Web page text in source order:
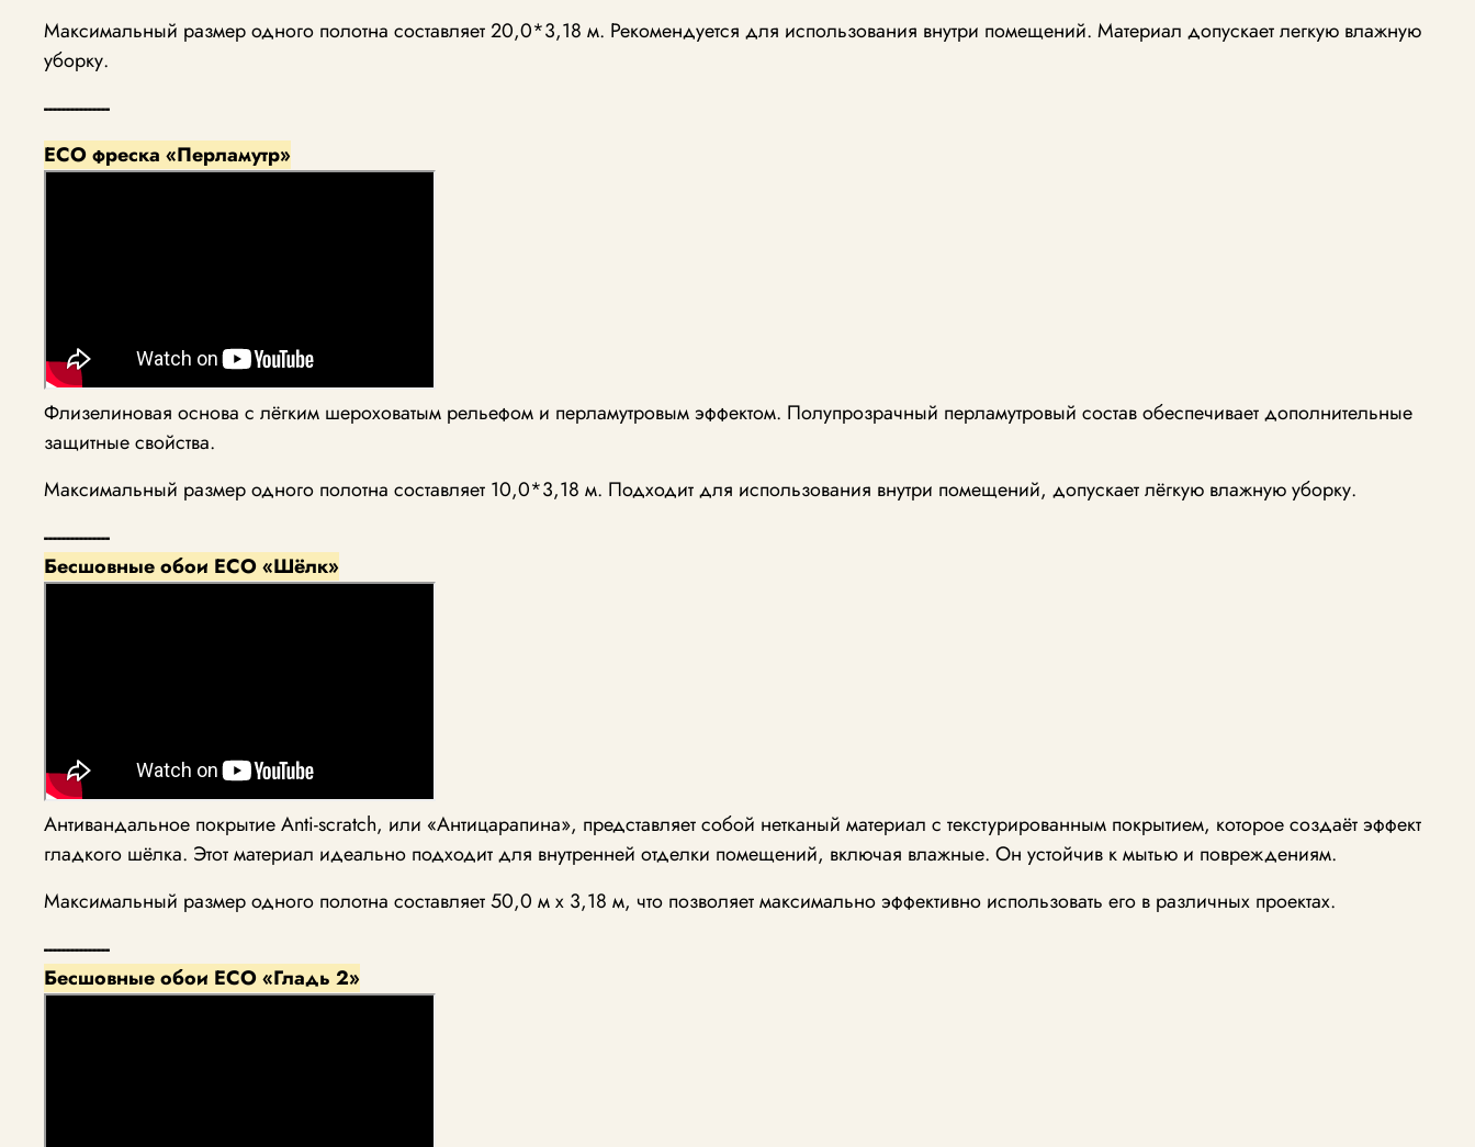
Максимальный размер одного полотна составляет 20,0*3,18 м. Рекомендуется для использования внутри помещений. Материал допускает легкую влажную
уборку.
---------------
ECO фреска «Перламутр»
Флизелиновая основа с лёгким шероховатым рельефом и перламутровым эффектом. Полупрозрачный перламутровый состав обеспечивает дополнительные
защитные свойства.
Максимальный размер одного полотна составляет 10,0*3,18 м. Подходит для использования внутри помещений, допускает лёгкую влажную уборку.
---------------
Бесшовные обои ECO «Шёлк»
Антивандальное покрытие Anti-scratch, или «Антицарапина», представляет собой нетканый материал с текстурированным покрытием, которое создаёт эффект
гладкого шёлка. Этот материал идеально подходит для внутренней отделки помещений, включая влажные. Он устойчив к мытью и повреждениям.
Максимальный размер одного полотна составляет 50,0 м x 3,18 м, что позволяет максимально эффективно использовать его в различных проектах.
---------------
Бесшовные обои ECO «Гладь 2»